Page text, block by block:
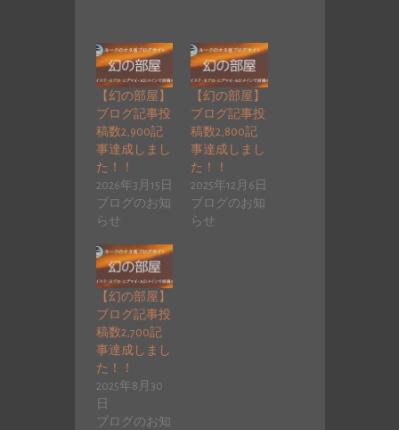
【幻の部屋】
ブログ記事投
稿数2,900記
事達成しまし
た！！
2026年3月15日
ブログのお知
らせ
【幻の部屋】
ブログ記事投
稿数2,800記
事達成しまし
た！！
2025年12月6日
ブログのお知
らせ
【幻の部屋】
ブログ記事投
稿数2,700記
事達成しまし
た！！
2025年8月30
日
ブログのお知